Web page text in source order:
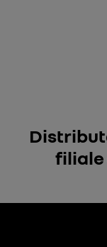
filiale